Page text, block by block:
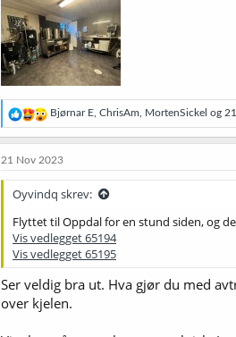
R
e
a
k
j
o
e
r
Bjørnar E ChrisAm MortenSickel og
21 Nov 2023
Oyvindq skrev:
Flyttet til Oppdal for en stund siden, og
Vis vedlegget 65194
Vis vedlegget 65195
Ser veldig bra ut. Hva gjør du med
over kjelen.